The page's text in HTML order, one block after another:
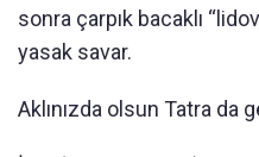
sonra çarpık bacaklı
yasak savar.
Aklınızda olsun Tatra da